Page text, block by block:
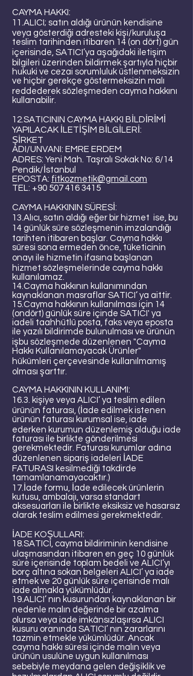
CAYMA HAKKI:
11.ALICI; satın aldığı ürünün kendisine
veya gösterdiği adresteki kişi/kuruluşa
teslim tarihinden itibaren 14 (on dört) gün
içerisinde, SATICI’ya aşağıdaki iletişim
bilgileri üzerinden bildirmek şartıyla hiçbir
hukuki ve cezai sorumluluk üstlenmeksizin
ve hiçbir gerekçe göstermeksizin malı
reddederek sözleşmeden cayma hakkını
kullanabilir.
12.SATICININ CAYMA HAKKI BİLDİRİMİ
YAPILACAK İLETİŞİM BİLGİLERİ:
ŞİRKET
ADI/UNVANI: EMRE ERDEM
ADRES: Yeni Mah. Taşralı Sokak No: 6/14
Pendik/İstanbul
EPOSTA: fitkozmetik@gmail.com
TEL: +90 507 416 3415
CAYMA HAKKININ SÜRESİ:
13.Alıcı, satın aldığı eğer bir hizmet ise, bu
14 günlük süre sözleşmenin imzalandığı
tarihten itibaren başlar. Cayma hakkı
süresi sona ermeden önce, tüketicinin
onayı ile hizmetin ifasına başlanan
hizmet sözleşmelerinde cayma hakkı
kullanılamaz.
14.Cayma hakkının kullanımından
kaynaklanan masraflar SATICI’ ya aittir.
15.Cayma hakkının kullanılması için 14
(ondört) günlük süre içinde SATICI' ya
iadeli taahhütlü posta, faks veya eposta
ile yazılı bildirimde bulunulması ve ürünün
işbu sözleşmede düzenlenen "Cayma
Hakkı Kullanılamayacak Ürünler"
hükümleri çerçevesinde kullanılmamış
olması şarttır.
CAYMA HAKKININ KULLANIMI:
16.3. kişiye veya ALICI’ ya teslim edilen
ürünün faturası, (İade edilmek istenen
ürünün faturası kurumsal ise, iade
ederken kurumun düzenlemiş olduğu iade
faturası ile birlikte gönderilmesi
gerekmektedir. Faturası kurumlar adına
düzenlenen sipariş iadeleri İADE
FATURASI kesilmediği takdirde
tamamlanamayacaktır.)
17.İade formu, İade edilecek ürünlerin
kutusu, ambalajı, varsa standart
aksesuarları ile birlikte eksiksiz ve hasarsız
olarak teslim edilmesi gerekmektedir.
İADE KOŞULLARI:
18.SATICI, cayma bildiriminin kendisine
ulaşmasından itibaren en geç 10 günlük
süre içerisinde toplam bedeli ve ALICI’yı
borç altına sokan belgeleri ALICI’ ya iade
etmek ve 20 günlük süre içerisinde malı
iade almakla yükümlüdür.
19.ALICI’ nın kusurundan kaynaklanan bir
nedenle malın değerinde bir azalma
olursa veya iade imkânsızlaşırsa ALICI
kusuru oranında SATICI’ nın zararlarını
tazmin etmekle yükümlüdür. Ancak
cayma hakkı süresi içinde malın veya
ürünün usulüne uygun kullanılması
sebebiyle meydana gelen değişiklik ve